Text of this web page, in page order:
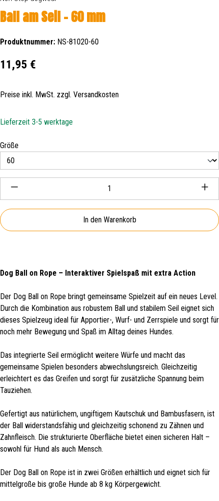
Ball am Seil - 60 mm
Produktnummer: NS-81020-60
Regulärer Preis:
11,95 €
Preise inkl. MwSt. zzgl. Versandkosten
Lieferzeit 3-5 werktage
Größe
Produkt Anzahl: Gib den gewünschten Wert ein oder
In den Warenkorb
Dog Ball on Rope – Interaktiver Spielspaß mit extra Action
Der Dog Ball on Rope bringt gemeinsame Spielzeit auf ein neues Level.
Durch die Kombination aus robustem Ball und stabilem Seil eignet sich
dieses Spielzeug ideal für Apportier-, Wurf- und Zerrspiele und sorgt für
noch mehr Bewegung und Spaß im Alltag deines Hundes.
Das integrierte Seil ermöglicht weitere Würfe und macht das
gemeinsame Spielen besonders abwechslungsreich. Gleichzeitig
erleichtert es das Greifen und sorgt für zusätzliche Spannung beim
Tauziehen.
Gefertigt aus natürlichem, ungiftigem Kautschuk und Bambusfasern, ist
der Ball widerstandsfähig und gleichzeitig schonend zu Zähnen und
Zahnfleisch. Die strukturierte Oberfläche bietet einen sicheren Halt –
sowohl für Hund als auch Mensch.
Der Dog Ball on Rope ist in zwei Größen erhältlich und eignet sich für
mittelgroße bis große Hunde ab 8 kg Körpergewicht.